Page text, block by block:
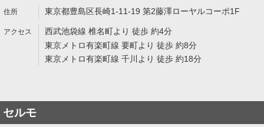
東京都豊島区長崎1-11-19 第2藤澤ローヤルコーポ1F
西武池袋線 椎名町より 徒歩 約4分
東京メトロ有楽町線 要町より 徒歩 約8分
東京メトロ有楽町線 千川より 徒歩 約18分
セルモ